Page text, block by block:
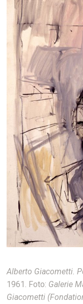
Alberto Giacometti.
1961. Foto: Galerie
Giacometti